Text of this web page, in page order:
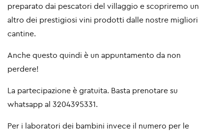
preparato dai pescatori del villaggio e scopriremo un
altro dei prestigiosi vini prodotti dalle nostre migliori
cantine.
Anche questo quindi è un appuntamento da non
perdere!
La partecipazione è gratuita. Basta prenotare su
whatsapp al 3204395331.
Per i laboratori dei bambini invece il numero per le